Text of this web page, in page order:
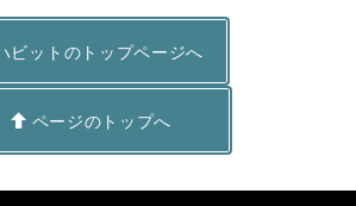
ビットのトップページへ
ページのトップへ